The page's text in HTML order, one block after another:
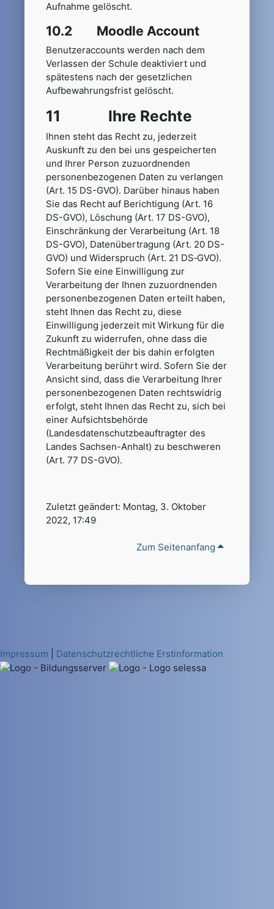
Aufnahme gelöscht.
10.2 Moodle Account
Benutzeraccounts werden nach dem
Verlassen der Schule deaktiviert und
spätestens nach der gesetzlichen
Aufbewahrungsfrist gelöscht.
11 Ihre Rechte
Ihnen steht das Recht zu, jederzeit
Auskunft zu den bei uns gespeicherten
und Ihrer Person zuzuordnenden
personenbezogenen Daten zu verlangen
(Art. 15 DS-GVO). Darüber hinaus haben
Sie das Recht auf Berichtigung (Art. 16
DS-GVO), Löschung (Art. 17 DS-GVO),
Einschränkung der Verarbeitung (Art. 18
DS-GVO), Datenübertragung (Art. 20 DS-
GVO) und Widerspruch (Art. 21 DS‑GVO).
Sofern Sie eine Einwilligung zur
Verarbeitung der Ihnen zuzuordnenden
personenbezogenen Daten erteilt haben,
steht Ihnen das Recht zu, diese
Einwilligung jederzeit mit Wirkung für die
Zukunft zu widerrufen, ohne dass die
Rechtmäßigkeit der bis dahin erfolgten
Verarbeitung berührt wird. Sofern Sie der
Ansicht sind, dass die Verarbeitung Ihrer
personenbezogenen Daten rechtswidrig
erfolgt, steht Ihnen das Recht zu, sich bei
einer Aufsichtsbehörde
(Landesdatenschutzbeauftragter des
Landes Sachsen-Anhalt) zu beschweren
(Art. 77 DS-GVO).
Zuletzt geändert: Montag, 3. Oktober
2022, 17:49
Zum Seitenanfang
Impressum Datenschutzrechtliche Erstinformation